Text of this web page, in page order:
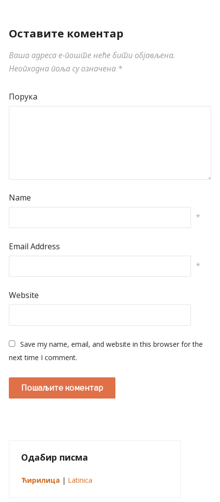
Оставите коментар
Ваша адреса е-поште неће бити објављена.
Неопходна поља су означена *
Порука
Name
*
Email Address
*
Website
Save my name, email, and website in this browser for the
next time I comment.
Одабир писма
Ћирилица | Latinica